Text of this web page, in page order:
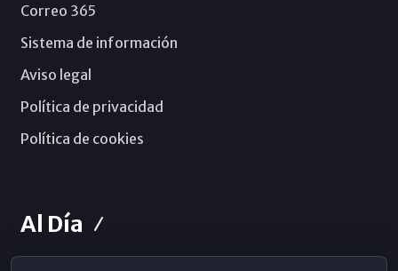
Correo 365
Sistema de información
Aviso legal
Política de privacidad
Política de cookies
Al Día